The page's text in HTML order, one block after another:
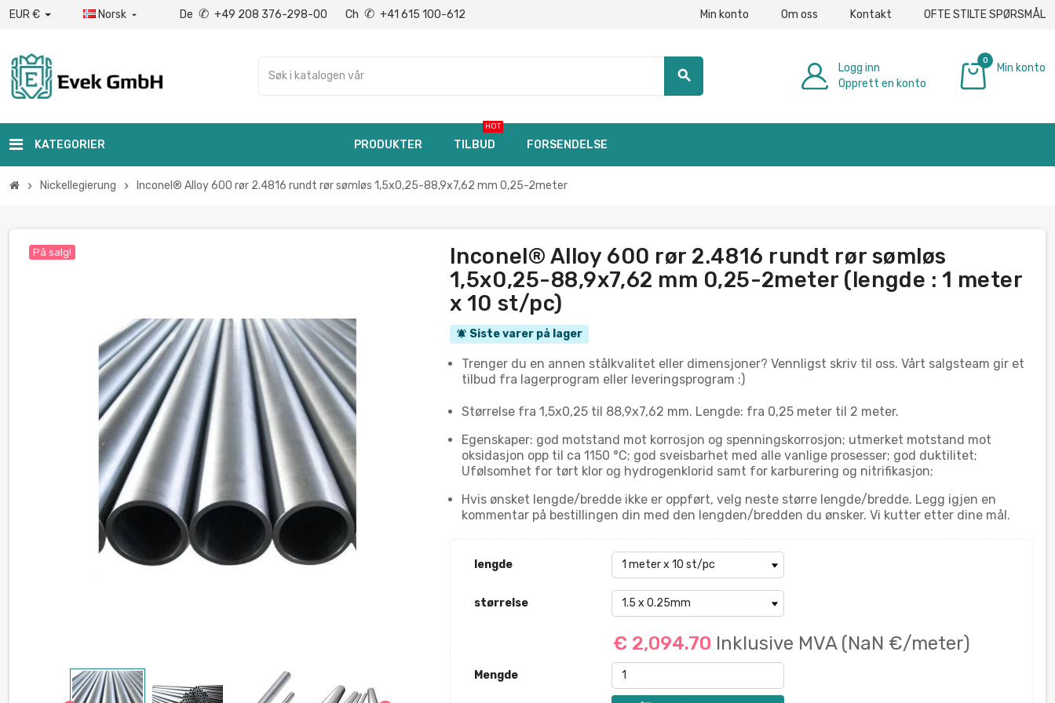
EUR € Norsk  De ✆ +49 208 376-298-00 Ch ✆ +41 615 100-612 Min konto Om oss Kontakt OFTE STILTE SPØRSMÅL
search
Logg inn
Opprett en konto
0
Min konto
KATEGORIER PRODUKTER TILBUD
HOT
FORSENDELSE
chevron_right Nickellegierung chevron_right Inconel® Alloy 600 rør 2.4816 rundt rør sømløs 1,5x0,25-88,9x7,62 mm 0,25-2meter
På salg!
Inconel® Alloy 600 rør 2.4816 rundt rør sømløs
1,5x0,25-88,9x7,62 mm 0,25-2meter (lengde : 1 meter
x 10 st/pc)
notifications_active Siste varer på lager
Trenger du en annen stålkvalitet eller dimensjoner? Vennligst skriv til oss. Vårt salgsteam gir et
tilbud fra lagerprogram eller leveringsprogram :)
Størrelse fra 1,5x0,25 til 88,9x7,62 mm. Lengde: fra 0,25 meter til 2 meter.
Egenskaper: god motstand mot korrosjon og spenningskorrosjon; utmerket motstand mot
oksidasjon opp til ca 1150 °C; god sveisbarhet med alle vanlige prosesser; god duktilitet;
Ufølsomhet for tørt klor og hydrogenklorid samt for karburering og nitrifikasjon;
Hvis ønsket lengde/bredde ikke er oppført, velg neste større lengde/bredde. Legg igjen en
kommentar på bestillingen din med den lengden/bredden du ønsker. Vi kutter etter dine mål.
lengde
størrelse
€ 2,094.70 Inklusive MVA (NaN €/meter)
Mengde